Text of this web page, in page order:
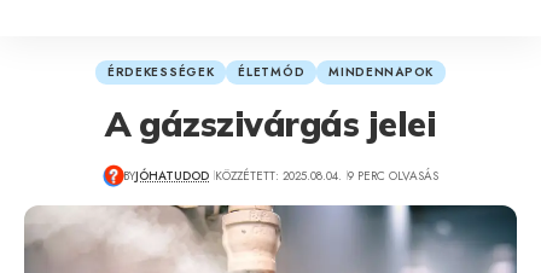
ÉRDEKESSÉGEK ÉLETMÓD MINDENNAPOK
A gázszivárgás jelei
BYJÓHATUDOD KÖZZÉTETT: 2025.08.04. 9 PERC OLVASÁS